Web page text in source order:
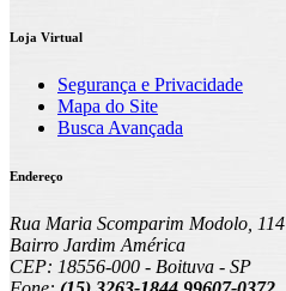
Loja Virtual
Segurança e Privacidade
Mapa do Site
Busca Avançada
Endereço
Rua Maria Scomparim Modolo, 114
Bairro Jardim América
CEP: 18556-000 - Boituva - SP